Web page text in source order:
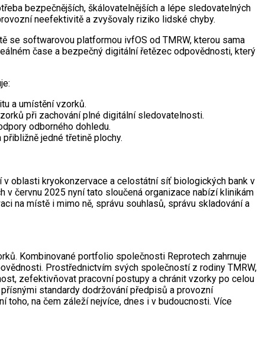
bezpečnějších, škálovatelnějších a lépe sledovatelných
neefektivitě a zvyšovaly riziko lidské chyby.
se softwarovou platformou ivfOS od TMRW, kterou sama
čase a bezpečný digitální řetězec odpovědnosti, který
a umístění vzorků.
při zachování plné digitální sledovatelnosti.
odborného dohledu.
jedné třetině plochy.
oblasti kryokonzervace a celostátní síť biologických bank v
červnu 2025 nyní tato sloučená organizace nabízí klinikám
na místě i mimo ně, správu souhlasů, správu skladování a
Kombinované portfolio společnosti Reprotech zahrnuje
Prostřednictvím svých společností z rodiny TMRW,
zefektivňovat pracovní postupy a chránit vzorky po celou
standardy dodržování předpisů a provozní
na čem záleží nejvíce, dnes i v budoucnosti. Více